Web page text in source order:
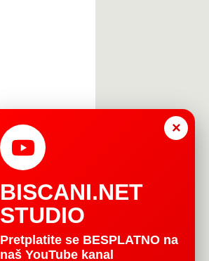
×
BISCANI.NET
STUDIO
Pretplatite se BESPLATNO na
naš YouTube kanal